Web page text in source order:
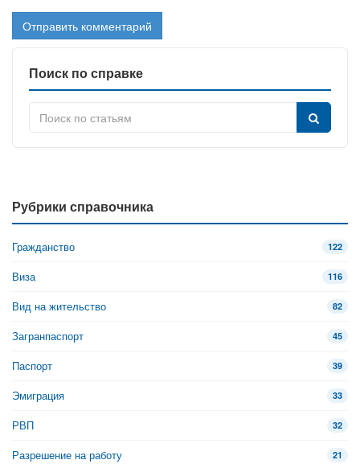
Поиск по справке
Рубрики справочника
Гражданство 122
Виза 116
Вид на жительство 82
Загранпаспорт 45
Паспорт 39
Эмиграция 33
РВП 32
Разрешение на работу 21